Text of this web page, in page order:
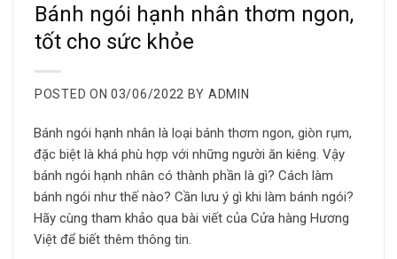
Bánh ngói hạnh nhân thơm ngon,
tốt cho sức khỏe
POSTED ON 03/06/2022 BY ADMIN
Bánh ngói hạnh nhân là loại bánh thơm ngon, giòn rụm,
đặc biệt là khá phù hợp với những người ăn kiêng. Vậy
bánh ngói hạnh nhân có thành phần là gì? Cách làm
bánh ngói như thế nào? Cần lưu ý gì khi làm bánh ngói?
Hãy cùng tham khảo qua bài viết của Cửa hàng Hương
Việt để biết thêm thông tin.